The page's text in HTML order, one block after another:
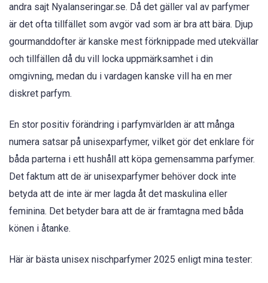
andra sajt Nyalanseringar.se. Då det gäller val av parfymer
är det ofta tillfället som avgör vad som är bra att bära. Djup
gourmanddofter är kanske mest förknippade med utekvällar
och tillfällen då du vill locka uppmärksamhet i din
omgivning, medan du i vardagen kanske vill ha en mer
diskret parfym.
En stor positiv förändring i parfymvärlden är att många
numera satsar på unisexparfymer, vilket gör det enklare för
båda parterna i ett hushåll att köpa gemensamma parfymer.
Det faktum att de är unisexparfymer behöver dock inte
betyda att de inte är mer lagda åt det maskulina eller
feminina. Det betyder bara att de är framtagna med båda
könen i åtanke.
Här är bästa unisex nischparfymer 2025 enligt mina tester: